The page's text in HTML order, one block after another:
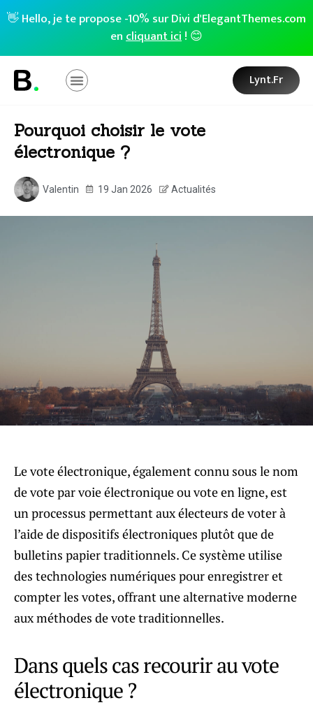
👋 Hello, je te propose -10% sur Divi d'ElegantThemes.com
encliquant ici! 😊
Lynt.fr
Pourquoi choisir le vote
électronique ?
Valentin 19 Jan 2026 Actualités
Le vote électronique, également connu sous le nom
de vote par voie électronique ou vote en ligne, est
un processus permettant aux électeurs de voter à
l’aide de dispositifs électroniques plutôt que de
bulletins papier traditionnels. Ce système utilise
des technologies numériques pour enregistrer et
compter les votes, offrant une alternative moderne
aux méthodes de vote traditionnelles.
Dans quels cas recourir au vote
électronique ?